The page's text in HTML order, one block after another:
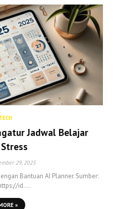
Jadwal Belajar
29, 2025
Bantuan AI Planner. Sumber:
id.…
»